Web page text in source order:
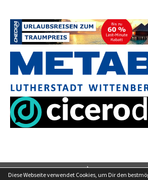
soccero.de
Diese Webseite verwendet Cookies, um Dir den